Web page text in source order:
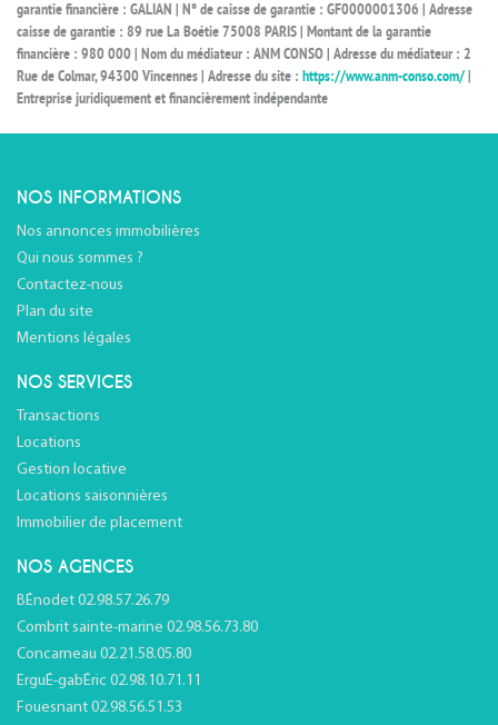
garantie financière : GALIAN | N° de caisse de garantie : GF0000001306 | Adresse
caisse de garantie : 89 rue La Boétie 75008 PARIS | Montant de la garantie
financière : 980 000 | Nom du médiateur : ANM CONSO | Adresse du médiateur : 2
Rue de Colmar, 94300 Vincennes | Adresse du site : https://www.anm-conso.com/
Entreprise juridiquement et financièrement indépendante
NOS INFORMATIONS
Nos annonces immobilières
Qui nous sommes ?
Contactez-nous
Plan du site
Mentions légales
NOS SERVICES
Transactions
Locations
Gestion locative
Locations saisonnières
Immobilier de placement
NOS AGENCES
BÉnodet 02.98.57.26.79
Combrit sainte-marine 02.98.56.73.80
Concarneau 02.21.58.05.80
ErguÉ-gabÉric 02.98.10.71.11
Fouesnant 02.98.56.51.53